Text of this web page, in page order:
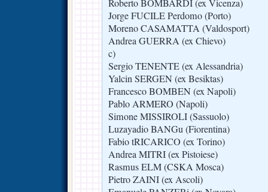
Roberto BOMBARDI (ex Vicenza)
Jorge FUCILE Perdomo (Porto)
Moreno CASAMATTA (Valdosport)
Andrea GUERRA (ex Chievo)
c)
Sergio TENENTE (ex Alessandria)
Yalcin SERGEN (ex Besiktas)
Francesco BOMBEN (ex Napoli)
Pablo ARMERO (Napoli)
Simone MISSIROLI (Sassuolo)
Luzayadio BANGu (Fiorentina)
Fabio tRICARICO (ex Torino)
Andrea MITRI (ex Pistoiese)
Rasmus ELM (CSKA Mosca)
Pietro ZAINI (ex Ascoli)